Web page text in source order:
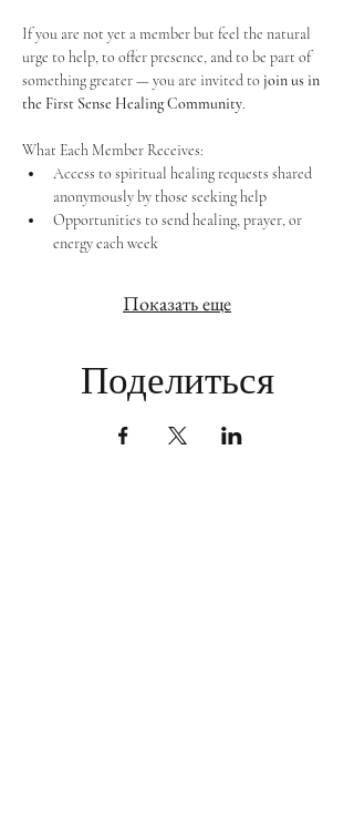
If you are not yet a member but feel the natural
urge to help, to offer presence, and to be part of
something greater — you are invited to join us in
the First Sense Healing Community.
What Each Member Receives:
Access to spiritual healing requests shared
anonymously by those seeking help
Opportunities to send healing, prayer, or
energy each week
Показать еще
Поделиться